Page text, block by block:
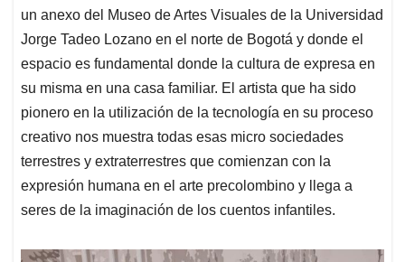
un anexo del Museo de Artes Visuales de la Universidad
Jorge Tadeo Lozano en el norte de Bogotá y donde el
espacio es fundamental donde la cultura de expresa en
su misma en una casa familiar. El artista que ha sido
pionero en la utilización de la tecnología en su proceso
creativo nos muestra todas esas micro sociedades
terrestres y extraterrestres que comienzan con la
expresión humana en el arte precolombino y llega a
seres de la imaginación de los cuentos infantiles.